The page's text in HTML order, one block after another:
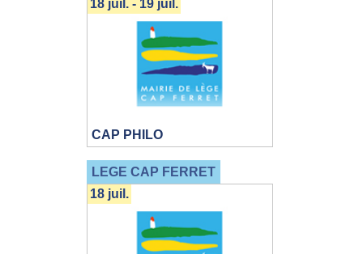
CAP PHILO
18 juil. - 19 juil.
LEGE CAP FERRET
18 juil.